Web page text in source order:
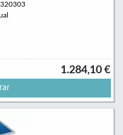
1.284,10 €